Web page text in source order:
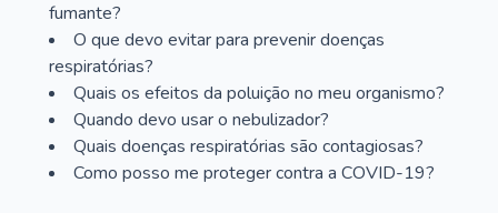
fumante?
O que devo evitar para prevenir doenças
respiratórias?
Quais os efeitos da poluição no meu organismo?
Quando devo usar o nebulizador?
Quais doenças respiratórias são contagiosas?
Como posso me proteger contra a COVID-19?